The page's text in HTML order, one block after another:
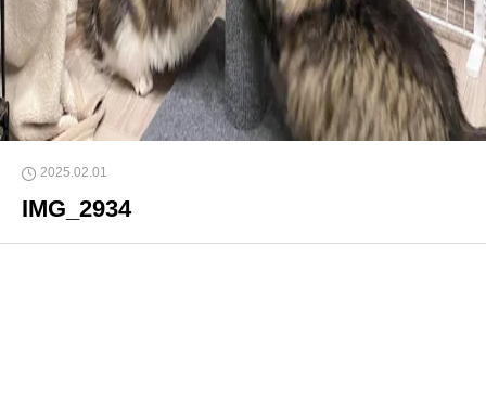
2025.02.01
IMG_2934